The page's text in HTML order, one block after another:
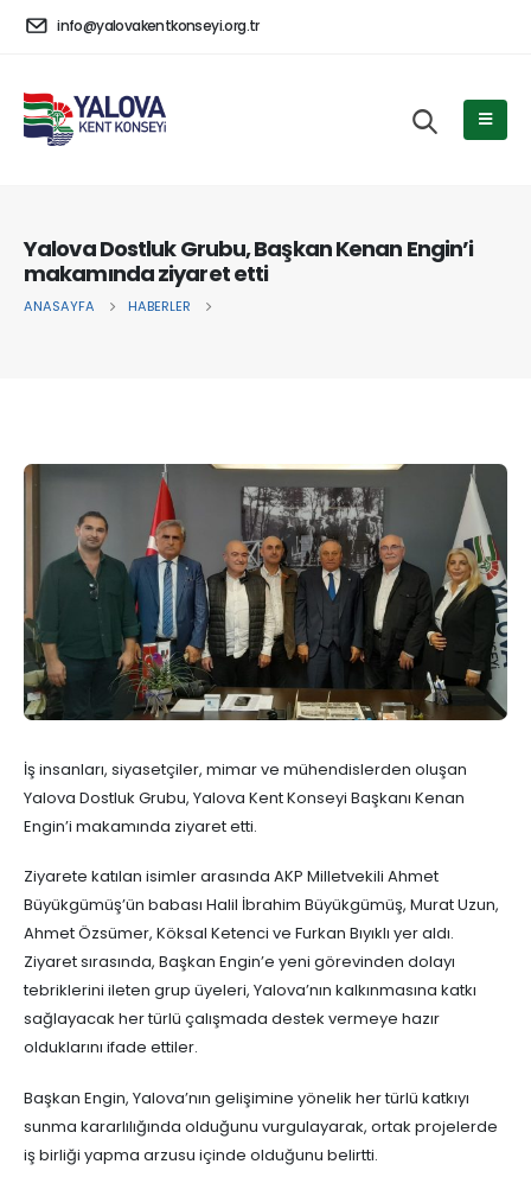
info@yalovakentkonseyi.org.tr
Yalova Dostluk Grubu, Başkan Kenan Engin’i
makamında ziyaret etti
ANASAYFA HABERLER
İş insanları, siyasetçiler, mimar ve mühendislerden oluşan
Yalova Dostluk Grubu, Yalova Kent Konseyi Başkanı Kenan
Engin’i makamında ziyaret etti.
Ziyarete katılan isimler arasında AKP Milletvekili Ahmet
Büyükgümüş’ün babası Halil İbrahim Büyükgümüş, Murat Uzun,
Ahmet Özsümer, Köksal Ketenci ve Furkan Bıyıklı yer aldı.
Ziyaret sırasında, Başkan Engin’e yeni görevinden dolayı
tebriklerini ileten grup üyeleri, Yalova’nın kalkınmasına katkı
sağlayacak her türlü çalışmada destek vermeye hazır
olduklarını ifade ettiler.
Başkan Engin, Yalova’nın gelişimine yönelik her türlü katkıyı
sunma kararlılığında olduğunu vurgulayarak, ortak projelerde
iş birliği yapma arzusu içinde olduğunu belirtti.